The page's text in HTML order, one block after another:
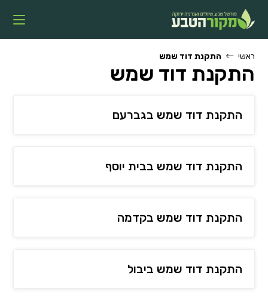
content
ראשי התקנת דוד שמש
התקנת דוד שמש
התקנת דוד שמש בגברעם
התקנת דוד שמש בבית יוסף
התקנת דוד שמש בקדמה
התקנת דוד שמש ביבול